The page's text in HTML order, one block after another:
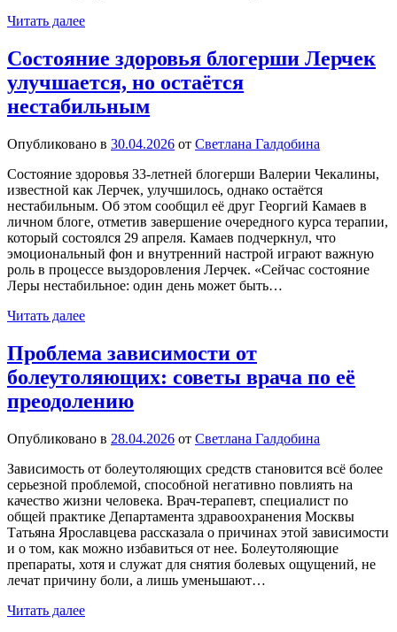
Читать далее
Состояние здоровья блогерши Лерчек
улучшается, но остаётся
нестабильным
Опубликовано в 30.04.2026 от Светлана Галдобина
Состояние здоровья 33-летней блогерши Валерии Чекалины,
известной как Лерчек, улучшилось, однако остаётся
нестабильным. Об этом сообщил её друг Георгий Камаев в
личном блоге, отметив завершение очередного курса терапии,
который состоялся 29 апреля. Камаев подчеркнул, что
эмоциональный фон и внутренний настрой играют важную
роль в процессе выздоровления Лерчек. «Сейчас состояние
Леры нестабильное: один день может быть…
Читать далее
Проблема зависимости от
болеутоляющих: советы врача по её
преодолению
Опубликовано в 28.04.2026 от Светлана Галдобина
Зависимость от болеутоляющих средств становится всё более
серьезной проблемой, способной негативно повлиять на
качество жизни человека. Врач-терапевт, специалист по
общей практике Департамента здравоохранения Москвы
Татьяна Ярославцева рассказала о причинах этой зависимости
и о том, как можно избавиться от нее. Болеутоляющие
препараты, хотя и служат для снятия болевых ощущений, не
лечат причину боли, а лишь уменьшают…
Читать далее